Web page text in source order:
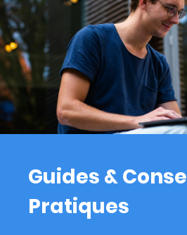
Guides &
Pratiques